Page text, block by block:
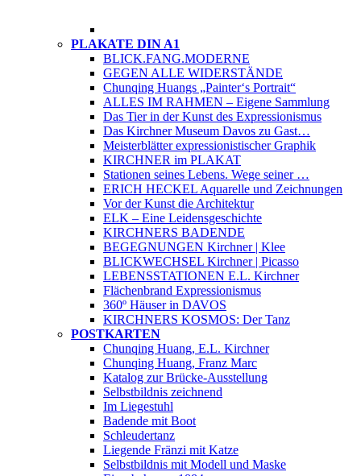
PLAKATE DIN A1
BLICK.FANG.MODERNE
GEGEN ALLE WIDERSTÄNDE
Chunqing Huangs „Painter‘s Portrait“
ALLES IM RAHMEN – Eigene Sammlung
Das Tier in der Kunst des Expressionismus
Das Kirchner Museum Davos zu Gast…
Meisterblätter expressionistischer Graphik
KIRCHNER im PLAKAT
Stationen seines Lebens. Wege seiner …
ERICH HECKEL Aquarelle und Zeichnungen
Vor der Kunst die Architektur
ELK – Eine Leidensgeschichte
KIRCHNERS BADENDE
BEGEGNUNGEN Kirchner | Klee
BLICKWECHSEL Kirchner | Picasso
LEBENSSTATIONEN E.L. Kirchner
Flächenbrand Expressionismus
360º Häuser in DAVOS
KIRCHNERS KOSMOS: Der Tanz
POSTKARTEN
Chunqing Huang, E.L. Kirchner
Chunqing Huang, Franz Marc
Katalog zur Brücke-Ausstellung
Selbstbildnis zeichnend
Im Liegestuhl
Badende mit Boot
Schleudertanz
Liegende Fränzi mit Katze
Selbstbildnis mit Modell und Maske